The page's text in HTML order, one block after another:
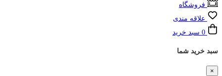
فروشگاه
علاقه مندی
0 سبد خرید
سبد خرید شما
×